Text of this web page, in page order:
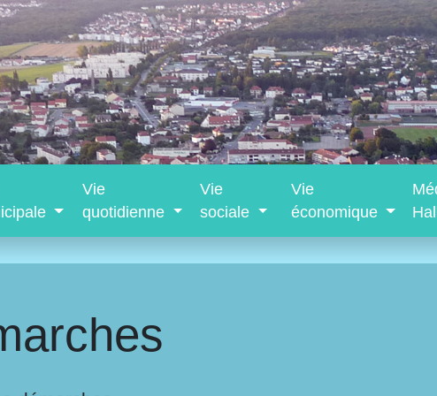
Vie
quotidienne
Vie
sociale
Vie
économique